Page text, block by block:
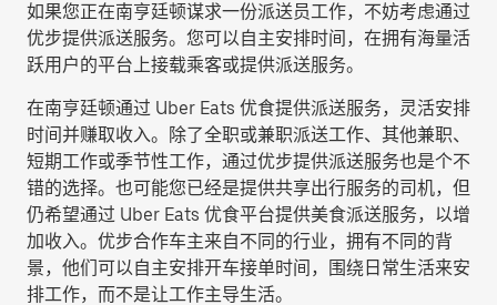
如果您正在南亨廷顿谋求一份派送员工作，不妨考虑通过
优步提供派送服务。您可以自主安排时间，在拥有海量活
跃用户的平台上接载乘客或提供派送服务。
在南亨廷顿通过 Uber Eats 优食提供派送服务，灵活安排
时间并赚取收入。除了全职或兼职派送工作、其他兼职、
短期工作或季节性工作，通过优步提供派送服务也是个不
错的选择。也可能您已经是提供共享出行服务的司机，但
仍希望通过 Uber Eats 优食平台提供美食派送服务，以增
加收入。优步合作车主来自不同的行业，拥有不同的背
景，他们可以自主安排开车接单时间，围绕日常生活来安
排工作，而不是让工作主导生活。